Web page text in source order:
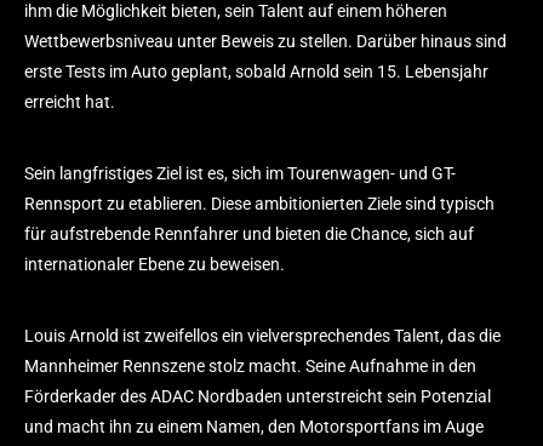
ihm die Möglichkeit bieten, sein Talent auf einem höheren
Wettbewerbsniveau unter Beweis zu stellen. Darüber hinaus sind
erste Tests im Auto geplant, sobald Arnold sein 15. Lebensjahr
erreicht hat.
Sein langfristiges Ziel ist es, sich im Tourenwagen- und GT-
Rennsport zu etablieren. Diese ambitionierten Ziele sind typisch
für aufstrebende Rennfahrer und bieten die Chance, sich auf
internationaler Ebene zu beweisen.
Louis Arnold ist zweifellos ein vielversprechendes Talent, das die
Mannheimer Rennszene stolz macht. Seine Aufnahme in den
Förderkader des ADAC Nordbaden unterstreicht sein Potenzial
und macht ihn zu einem Namen, den Motorsportfans im Auge